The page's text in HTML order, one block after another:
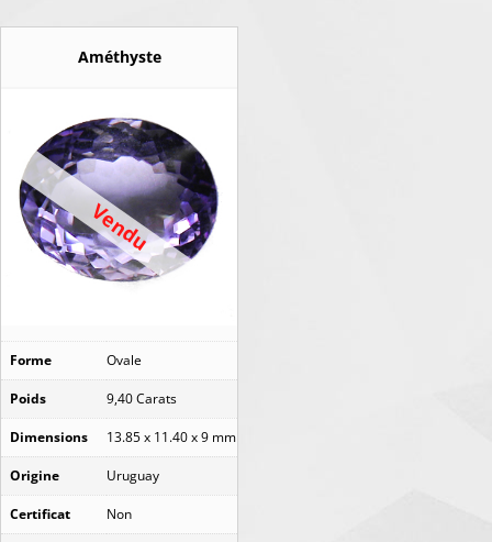
Améthyste
Vendu
Forme Ovale
Poids 9,40 Carats
Dimensions 13.85 x 11.40 x 9 mm
Origine Uruguay
Certificat Non